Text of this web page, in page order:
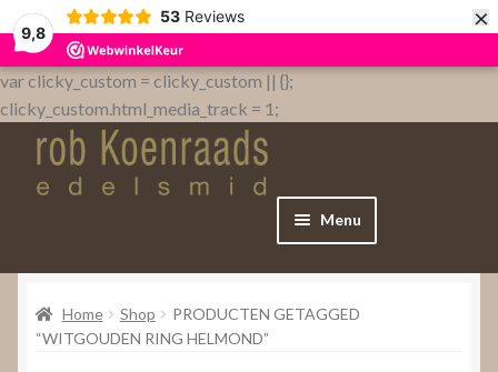
9,8
53 Reviews ×
var clicky_custom = clicky_custom || {};
clicky_custom.html_media_track = 1;
Menu
Home
WebShop
Home Shop
PRODUCTEN GETAGGED
“WITGOUDEN RING HELMOND”